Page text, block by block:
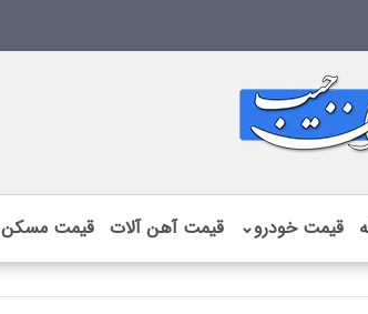
قیمت خودرو⌄ قیمت آهن آلات قیمت مسکن